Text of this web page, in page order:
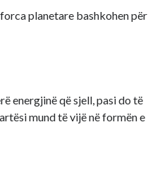
planetare bashkohen për
energjinë që sjell, pasi do të
mund të vijë në formën e